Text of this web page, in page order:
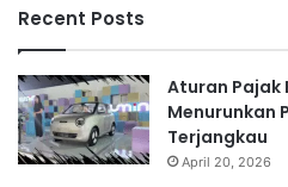
Recent Posts
Aturan Pajak
Menurunkan
Terjangkau
April 20, 2026